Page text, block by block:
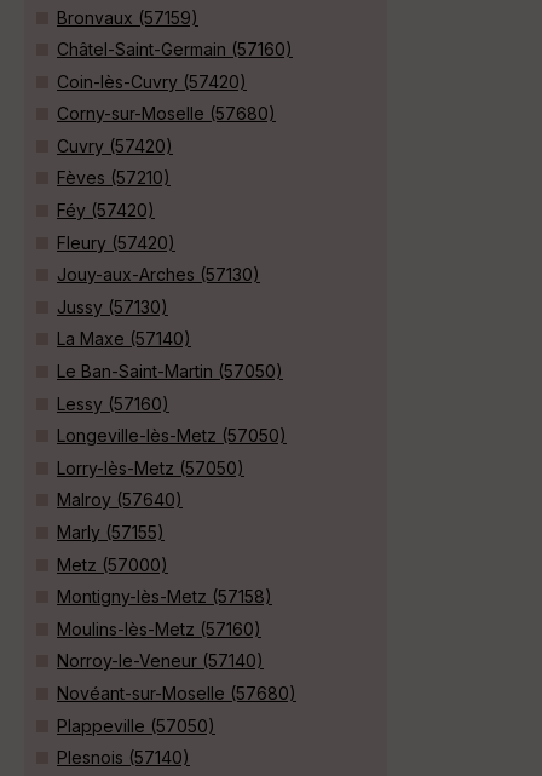
Bronvaux (57159)
Châtel-Saint-Germain (57160)
Coin-lès-Cuvry (57420)
Corny-sur-Moselle (57680)
Cuvry (57420)
Fèves (57210)
Féy (57420)
Fleury (57420)
Jouy-aux-Arches (57130)
Jussy (57130)
La Maxe (57140)
Le Ban-Saint-Martin (57050)
Lessy (57160)
Longeville-lès-Metz (57050)
Lorry-lès-Metz (57050)
Malroy (57640)
Marly (57155)
Metz (57000)
Montigny-lès-Metz (57158)
Moulins-lès-Metz (57160)
Norroy-le-Veneur (57140)
Novéant-sur-Moselle (57680)
Plappeville (57050)
Plesnois (57140)